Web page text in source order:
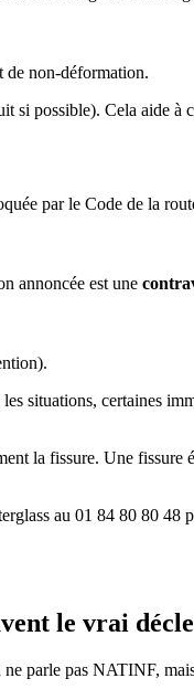
de non-déformation.
si possible). Cela aide à
par le Code de la
annoncée est une
situations, certaines
la fissure. Une
au 01 84 80 80
le vrai
parle pas NATINF,